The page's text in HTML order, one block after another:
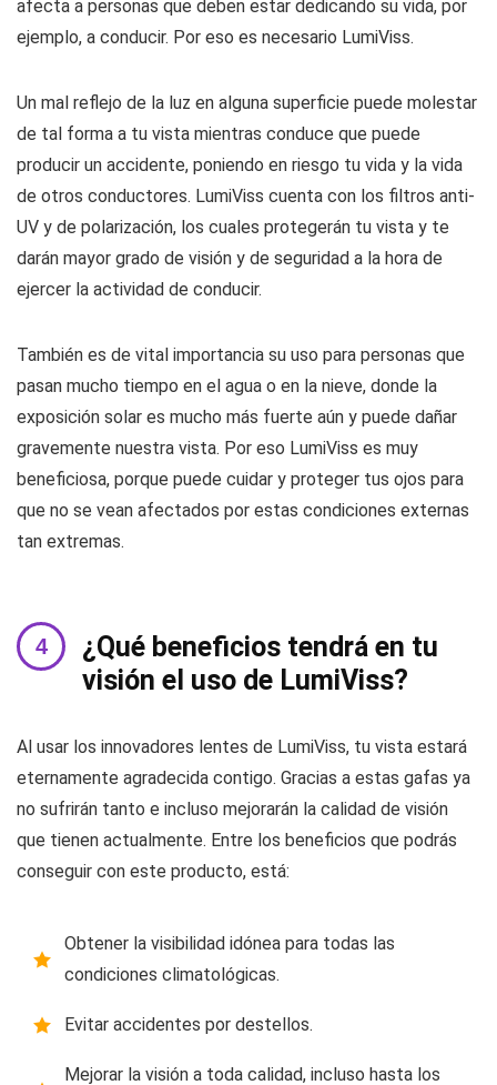
afecta a personas que deben estar dedicando su vida, por
ejemplo, a conducir. Por eso es necesario LumiViss.
Un mal reflejo de la luz en alguna superficie puede molestar
de tal forma a tu vista mientras conduce que puede
producir un accidente, poniendo en riesgo tu vida y la vida
de otros conductores. LumiViss cuenta con los filtros anti-
UV y de polarización, los cuales protegerán tu vista y te
darán mayor grado de visión y de seguridad a la hora de
ejercer la actividad de conducir.
También es de vital importancia su uso para personas que
pasan mucho tiempo en el agua o en la nieve, donde la
exposición solar es mucho más fuerte aún y puede dañar
gravemente nuestra vista. Por eso LumiViss es muy
beneficiosa, porque puede cuidar y proteger tus ojos para
que no se vean afectados por estas condiciones externas
tan extremas.
¿Qué beneficios tendrá en tu
visión el uso de LumiViss?
Al usar los innovadores lentes de LumiViss, tu vista estará
eternamente agradecida contigo. Gracias a estas gafas ya
no sufrirán tanto e incluso mejorarán la calidad de visión
que tienen actualmente. Entre los beneficios que podrás
conseguir con este producto, está:
Obtener la visibilidad idónea para todas las
condiciones climatológicas.
Evitar accidentes por destellos.
Mejorar la visión a toda calidad, incluso hasta los